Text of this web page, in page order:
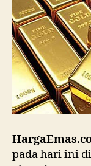
pada hari ini